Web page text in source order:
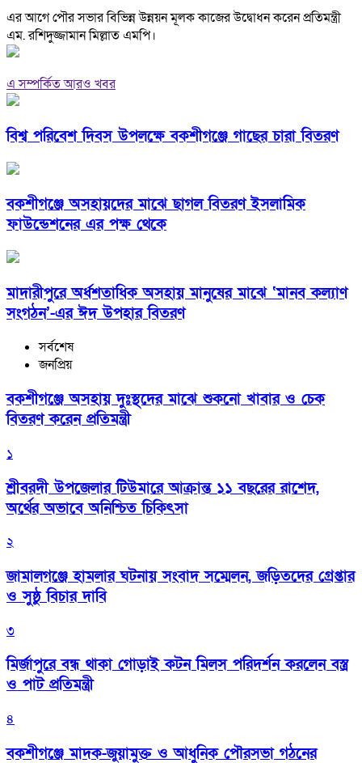
এর আগে পৌর সভার বিভিন্ন উন্নয়ন মূলক কাজের উদ্বোধন করেন প্রতিমন্ত্রী
এম. রশিদুজ্জামান মিল্লাত এমপি।
এ সম্পর্কিত আরও খবর
বিশ্ব পরিবেশ দিবস উপলক্ষে বকশীগঞ্জে গাছের চারা বিতরণ
বকশীগঞ্জে অসহায়দের মাঝে ছাগল বিতরণ ইসলামিক
ফাউন্ডেশনের এর পক্ষ থেকে
মাদারীপুরে অর্ধশতাধিক অসহায় মানুষের মাঝে ‘মানব কল্যাণ
সংগঠন’-এর ঈদ উপহার বিতরণ
সর্বশেষ
জনপ্রিয়
বকশীগঞ্জে অসহায় দুঃস্থদের মাঝে শুকনো খাবার ও চেক
বিতরণ করেন প্রতিমন্ত্রী
১
শ্রীবরদী উপজেলার টিউমারে আক্রান্ত ১১ বছরের রাশেদ,
অর্থের অভাবে অনিশ্চিত চিকিৎসা
২
জামালগঞ্জে হামলার ঘটনায় সংবাদ সম্মেলন, জড়িতদের গ্রেপ্তার
ও সুষ্ঠু বিচার দাবি
৩
মির্জাপুরে বন্ধ থাকা গোড়াই কটন মিলস পরিদর্শন করলেন বস্ত্র
ও পাট প্রতিমন্ত্রী
৪
বকশীগঞ্জে মাদক-জুয়ামুক্ত ও আধুনিক পৌরসভা গঠনের